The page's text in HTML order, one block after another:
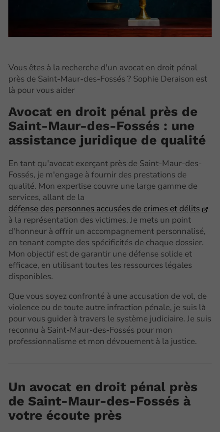
Vous êtes à la recherche d'un avocat en droit pénal
près de Saint-Maur-des-Fossés ? Sophie Deraison est
là pour vous aider
Avocat en droit pénal près de
Saint-Maur-des-Fossés : une
assistance juridique de qualité
En tant qu'avocat exerçant près de Saint-Maur-des-
Fossés, je m'engage à fournir des prestations de
qualité. Mon expertise couvre une large gamme de
services, allant de la
défense des personnes accusées de crimes et délits
à la représentation des victimes. Je mets un point
d'honneur à offrir un accompagnement personnalisé,
en tenant compte des spécificités de chaque dossier.
Mon objectif est de garantir une défense solide et
efficace, en utilisant toutes les ressources légales
disponibles.
Que vous soyez confronté à une accusation de vol, de
violence ou de toute autre infraction pénale, je suis là
pour vous guider à travers le système judiciaire. Je suis
reconnu à Saint-Maur-des-Fossés pour mon
professionnalisme et mon dévouement à la justice.
Un avocat en droit pénal près
de Saint-Maur-des-Fossés à
votre écoute près